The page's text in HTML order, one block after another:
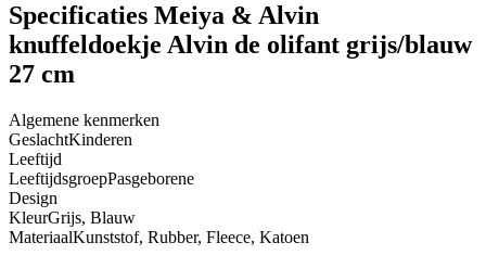
Specificaties Meiya & Alvin
knuffeldoekje Alvin de olifant grijs/blauw
27 cm
Algemene kenmerken
GeslachtKinderen
Leeftijd
LeeftijdsgroepPasgeborene
Design
KleurGrijs, Blauw
MateriaalKunststof, Rubber, Fleece, Katoen